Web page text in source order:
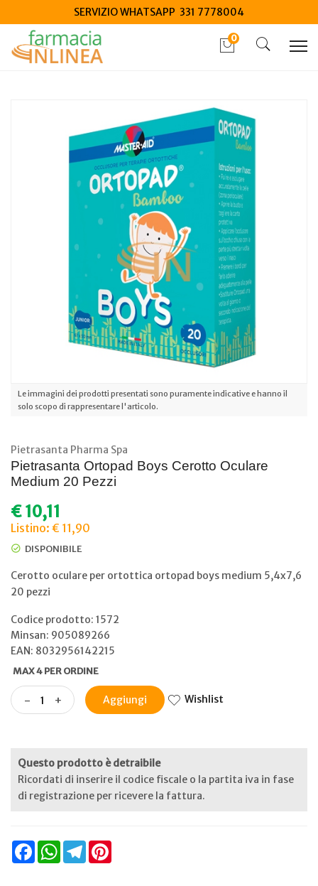
SERVIZIO WHATSAPP 331 7778004
0
Pietrasanta Ortopad Boys Cerotto Oculare Medium 20
Pezzi
Le immagini dei prodotti presentati sono puramente indicative e hanno il
solo scopo di rappresentare l'articolo.
Pietrasanta Pharma Spa
Pietrasanta Ortopad Boys Cerotto Oculare
Medium 20 Pezzi
€10,11
Listino: € 11,90
DISPONIBILE
Cerotto oculare per ortottica ortopad boys medium 5,4x7,6
20 pezzi
Codice prodotto: 1572
Minsan: 905089266
EAN: 8032956142215
MAX 4 PER ORDINE
- + Aggiungi Wishlist
Questo prodotto è detraibile
Ricordati di inserire il codice fiscale o la partita iva in fase
di registrazione per ricevere la fattura.
FacebookWhatsAppTelegram